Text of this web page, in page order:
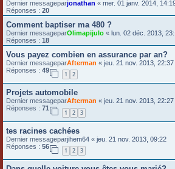
Dernier messageparjonathan « mer. 01 janv. 2014,
Réponses : 20
Comment baptiser ma 480 ?
Dernier messageparOlimapijulo « lun. 02 déc. 2013,
Réponses : 18
Vous payez combien en assurance par an?
Dernier messageparAfterman « jeu. 21 nov. 2013, 22:37
Réponses : 49
1 2
Projets automobile
Dernier messageparAfterman « jeu. 21 nov. 2013, 22:27
Réponses : 71
1 2 3
tes racines cachées
Dernier messageparjihem64 « jeu. 21 nov. 2013, 09:22
Réponses : 56
1 2 3